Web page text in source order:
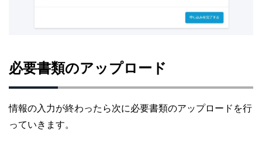
必要書類のアップロード
情報の入力が終わったら次に必要書類のアップロードを行
っていきます。